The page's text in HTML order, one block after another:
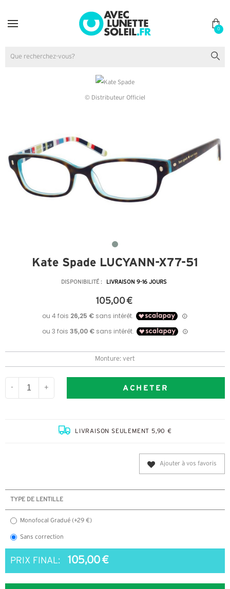
0
© Distributeur Officiel
Kate Spade LUCYANN-X77-51
DISPONIBILITÉ : LIVRAISON 9-16 JOURS
105,00 €
Monture: vert
- + ACHETER
LIVRAISON SEULEMENT 5,90 €
Ajouter à vos favoris
TYPE DE LENTILLE
Monofocal Gradué (+29 €)
Sans correction
PRIX FINAL: 105,00 €